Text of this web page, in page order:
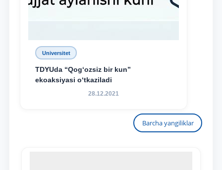
Universitet
TDYUda “Qog‘ozsiz bir kun”
ekoaksiyasi o‘tkaziladi
28.12.2021
Barcha yangiliklar